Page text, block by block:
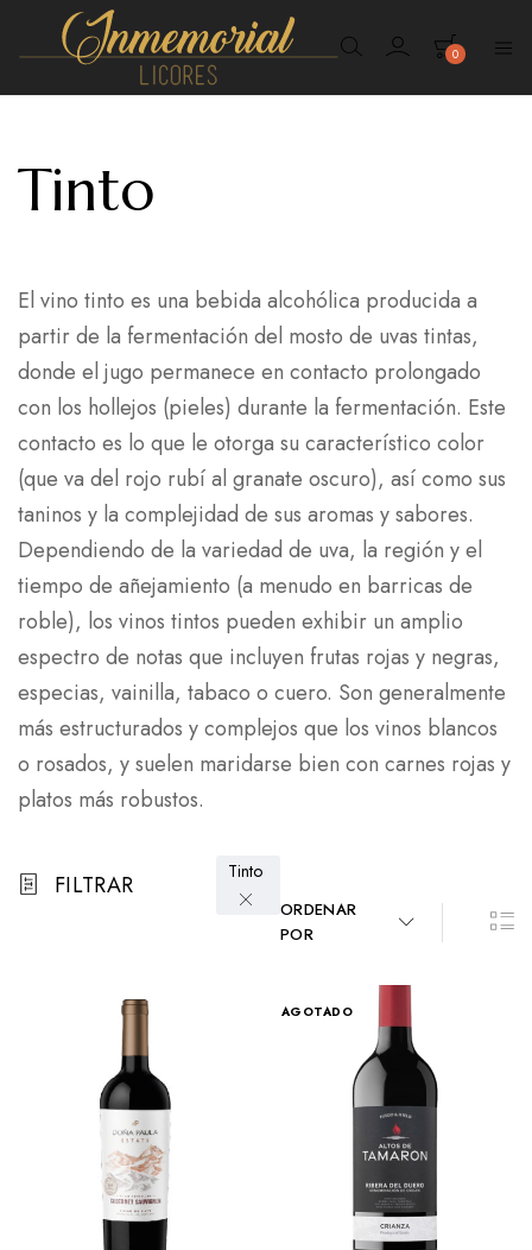
Inmemorial
0
Tinto
El vino tinto es una bebida alcohólica producida a
partir de la fermentación del mosto de uvas tintas,
donde el jugo permanece en contacto prolongado
con los hollejos (pieles) durante la fermentación. Este
contacto es lo que le otorga su característico color
(que va del rojo rubí al granate oscuro), así como sus
taninos y la complejidad de sus aromas y sabores.
Dependiendo de la variedad de uva, la región y el
tiempo de añejamiento (a menudo en barricas de
roble), los vinos tintos pueden exhibir un amplio
espectro de notas que incluyen frutas rojas y negras,
especias, vainilla, tabaco o cuero. Son generalmente
más estructurados y complejos que los vinos blancos
o rosados, y suelen maridarse bien con carnes rojas y
platos más robustos.
FILTRAR Tinto
ORDENAR
POR
AGOTADO